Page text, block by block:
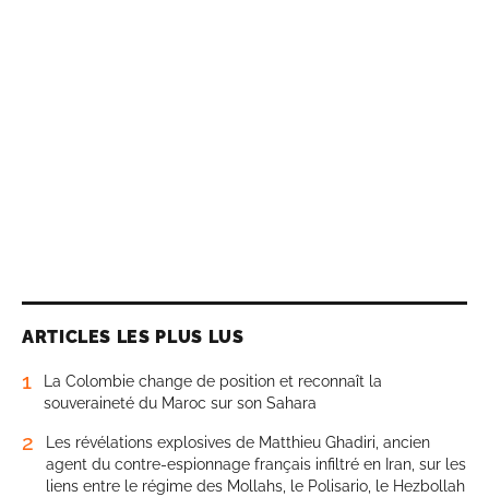
ARTICLES LES PLUS LUS
1
La Colombie change de position et reconnaît la
souveraineté du Maroc sur son Sahara
2
Les révélations explosives de Matthieu Ghadiri, ancien
agent du contre-espionnage français infiltré en Iran, sur les
liens entre le régime des Mollahs, le Polisario, le Hezbollah